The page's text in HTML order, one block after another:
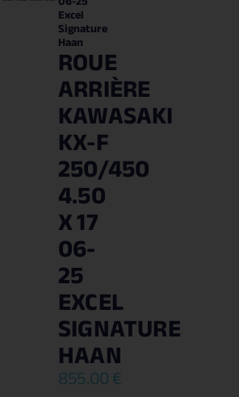
Excel
Signature
Haan
ROUE
ARRIÈRE
KAWASAKI
KX-F
250/450
4.50
X 17
06-
25
EXCEL
SIGNATURE
HAAN
855.00€